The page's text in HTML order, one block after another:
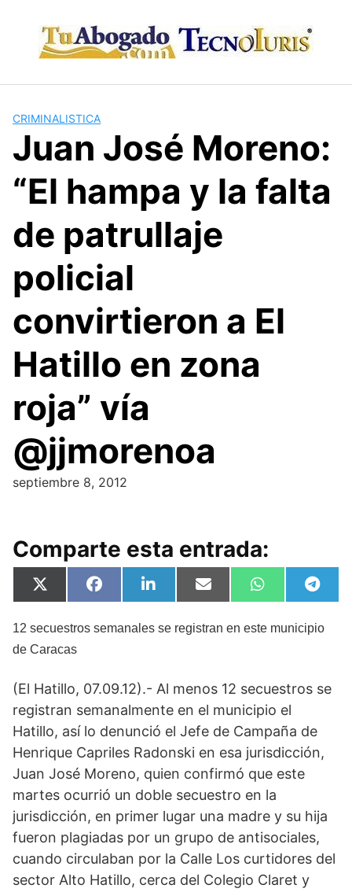
content
CRIMINALISTICA
Juan José Moreno:
“El hampa y la falta
de patrullaje
policial
convirtieron a El
Hatillo en zona
roja” vía
@jjmorenoa
septiembre 8, 2012
Comparte esta entrada:
Compartir
en
X
(
w
t
r
)
Compartir
en
F
a
e
Compartir
en
L
i
k
Compartir
en
E
m
i
Compartir
en
W
h
t
en
T
e
e
12 secuestros semanales se registran en este municipio
de Caracas
(El Hatillo, 07.09.12).- Al menos 12 secuestros se
registran semanalmente en el municipio el
Hatillo, así lo denunció el Jefe de Campaña de
Henrique Capriles Radonski en esa jurisdicción,
Juan José Moreno, quien confirmó que este
martes ocurrió un doble secuestro en la
jurisdicción, en primer lugar una madre y su hija
fueron plagiadas por un grupo de antisociales,
cuando circulaban por la Calle Los curtidores del
sector Alto Hatillo, cerca del Colegio Claret y